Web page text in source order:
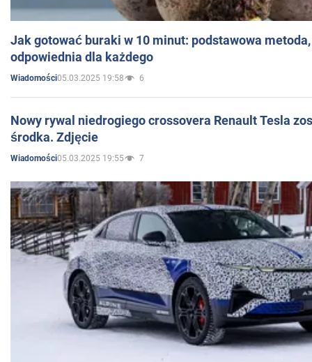
Jak gotować buraki w 10 minut: podstawowa
odpowiednia dla każdego
Wiadomości05.03.2025 19:58 6
Nowy rywal niedrogiego crossovera Renault Tesla
środka. Zdjęcie
Wiadomości05.03.2025 19:55 7